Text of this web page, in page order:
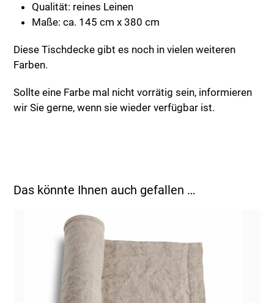
Qualität: reines Leinen
Maße: ca. 145 cm x 380 cm
Diese Tischdecke gibt es noch in vielen weiteren
Farben.
Sollte eine Farbe mal nicht vorrätig sein, informieren
wir Sie gerne, wenn sie wieder verfügbar ist.
Das könnte Ihnen auch gefallen …